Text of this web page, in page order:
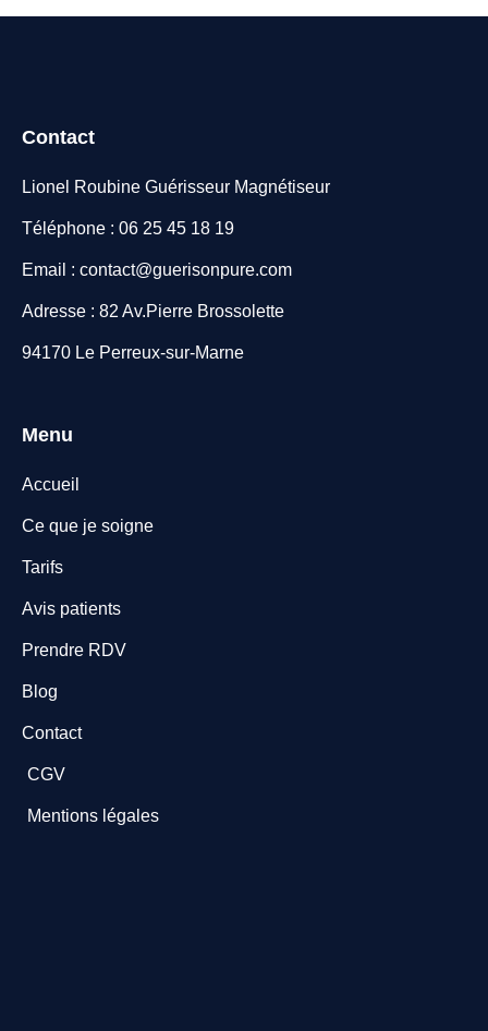
Contact
Lionel Roubine Guérisseur Magnétiseur
Téléphone : 06 25 45 18 19
Email : contact@guerisonpure.com
Adresse : 82 Av.Pierre Brossolette
94170 Le Perreux-sur-Marne
Menu
Accueil
Ce que je soigne
Tarifs
Avis patients
Prendre RDV
Blog
Contact
CGV
Mentions légales